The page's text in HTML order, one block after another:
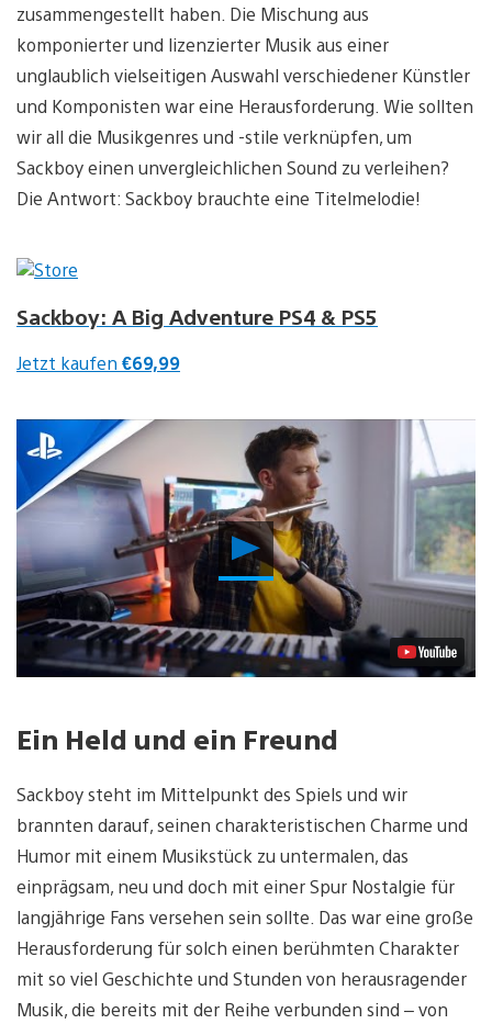
zusammengestellt haben. Die Mischung aus
komponierter und lizenzierter Musik aus einer
unglaublich vielseitigen Auswahl verschiedener Künstler
und Komponisten war eine Herausforderung. Wie sollten
wir all die Musikgenres und -stile verknüpfen, um
Sackboy einen unvergleichlichen Sound zu verleihen?
Die Antwort: Sackboy brauchte eine Titelmelodie!
Sackboy: A Big Adventure PS4 & PS5
Jetzt kaufen €69,99
Video
abspielen
Ein Held und ein Freund
Sackboy steht im Mittelpunkt des Spiels und wir
brannten darauf, seinen charakteristischen Charme und
Humor mit einem Musikstück zu untermalen, das
einprägsam, neu und doch mit einer Spur Nostalgie für
langjährige Fans versehen sein sollte. Das war eine große
Herausforderung für solch einen berühmten Charakter
mit so viel Geschichte und Stunden von herausragender
Musik, die bereits mit der Reihe verbunden sind – von